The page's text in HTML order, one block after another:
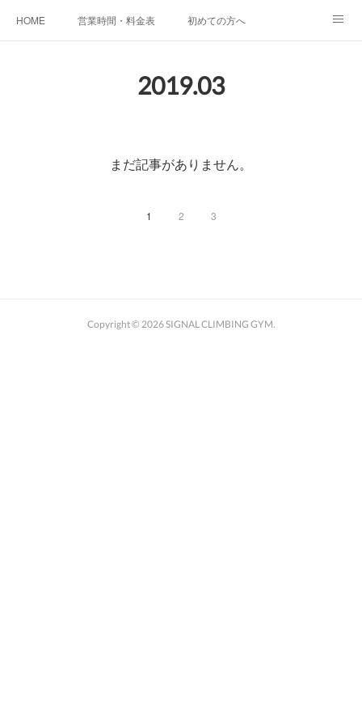
HOME 営業時間・料金表 初めての方へ
お問い合わせ＆よくあるご質問施設案内
2019.03
まだ記事がありません。
1 2 3
Copyright © 2026SIGNAL CLIMBING GYM.